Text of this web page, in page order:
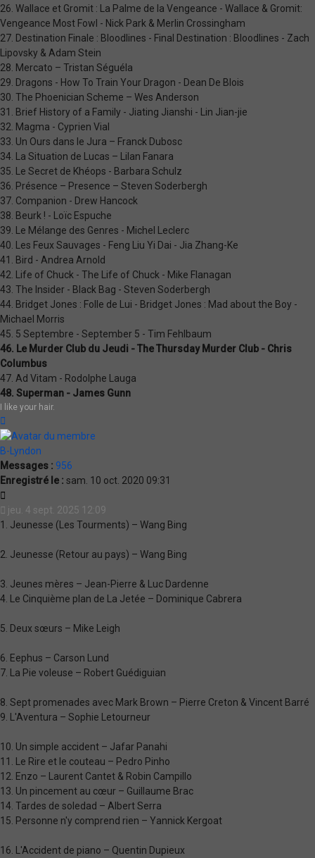
26. Wallace et Gromit : La Palme de la Vengeance - Wallace & Gromit:
Vengeance Most Fowl - Nick Park & Merlin Crossingham
27. Destination Finale : Bloodlines - Final Destination : Bloodlines - Zach
Lipovsky & Adam Stein
28. Mercato – Tristan Séguéla
29. Dragons - How To Train Your Dragon - Dean De Blois
30. The Phoenician Scheme – Wes Anderson
31. Brief History of a Family - Jiating Jianshi - Lin Jian-jie
32. Magma - Cyprien Vial
33. Un Ours dans le Jura – Franck Dubosc
34. La Situation de Lucas – Lilan Fanara
35. Le Secret de Khéops - Barbara Schulz
36. Présence – Presence – Steven Soderbergh
37. Companion - Drew Hancock
38. Beurk ! - Loïc Espuche
39. Le Mélange des Genres - Michel Leclerc
40. Les Feux Sauvages - Feng Liu Yi Dai - Jia Zhang-Ke
41. Bird - Andrea Arnold
42. Life of Chuck - The Life of Chuck - Mike Flanagan
43. The Insider - Black Bag - Steven Soderbergh
44. Bridget Jones : Folle de Lui - Bridget Jones : Mad about the Boy -
Michael Morris
45. 5 Septembre - September 5 - Tim Fehlbaum
46. Le Murder Club du Jeudi - The Thursday Murder Club - Chris
Columbus
47. Ad Vitam - Rodolphe Lauga
48. Superman - James Gunn
I like your hair.
B-Lyndon
Messages : 956
Enregistré le : sam. 10 oct. 2020 09:31
jeu. 4 sept. 2025 12:09
1. Jeunesse (Les Tourments) – Wang Bing
2. Jeunesse (Retour au pays) – Wang Bing
3. Jeunes mères – Jean-Pierre & Luc Dardenne
4. Le Cinquième plan de La Jetée – Dominique Cabrera
5. Deux sœurs – Mike Leigh
6. Eephus – Carson Lund
7. La Pie voleuse – Robert Guédiguian
8. Sept promenades avec Mark Brown – Pierre Creton & Vincent Barré
9. L'Aventura – Sophie Letourneur
10. Un simple accident – Jafar Panahi
11. Le Rire et le couteau – Pedro Pinho
12. Enzo – Laurent Cantet & Robin Campillo
13. Un pincement au cœur – Guillaume Brac
14. Tardes de soledad – Albert Serra
15. Personne n'y comprend rien – Yannick Kergoat
16. L'Accident de piano – Quentin Dupieux